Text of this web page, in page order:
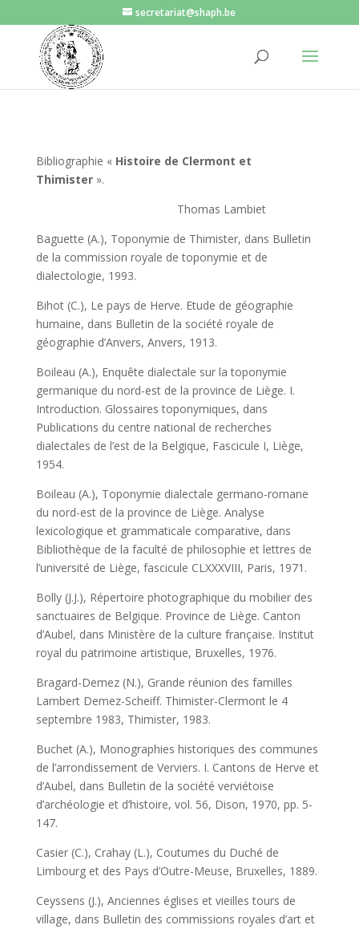
secretariat@shaph.be
Bibliographie « Histoire de Clermont et
Thimister».
Thomas Lambiet
Baguette (A.), Toponymie de Thimister, dans Bulletin
de la commission royale de toponymie et de
dialectologie, 1993.
Bihot (C.), Le pays de Herve. Etude de géographie
humaine, dans Bulletin de la société royale de
géographie d’Anvers, Anvers, 1913.
Boileau (A.), Enquête dialectale sur la toponymie
germanique du nord-est de la province de Liège. I.
Introduction. Glossaires toponymiques, dans
Publications du centre national de recherches
dialectales de l’est de la Belgique, Fascicule I, Liège,
1954.
Boileau (A.), Toponymie dialectale germano-romane
du nord-est de la province de Liège. Analyse
lexicologique et grammaticale comparative, dans
Bibliothèque de la faculté de philosophie et lettres de
l’université de Liège, fascicule CLXXXVIII, Paris, 1971.
Bolly (J.J.), Répertoire photographique du mobilier des
sanctuaires de Belgique. Province de Liège. Canton
d’Aubel, dans Ministère de la culture française. Institut
royal du patrimoine artistique, Bruxelles, 1976.
Bragard-Demez (N.), Grande réunion des familles
Lambert Demez-Scheiff. Thimister-Clermont le 4
septembre 1983, Thimister, 1983.
Buchet (A.), Monographies historiques des communes
de l’arrondissement de Verviers. I. Cantons de Herve et
d’Aubel, dans Bulletin de la société verviétoise
d’archéologie et d’histoire, vol. 56, Dison, 1970, pp. 5-
147.
Casier (C.), Crahay (L.), Coutumes du Duché de
Limbourg et des Pays d’Outre-Meuse, Bruxelles, 1889.
Ceyssens (J.), Anciennes églises et vieilles tours de
village, dans Bulletin des commissions royales d’art et